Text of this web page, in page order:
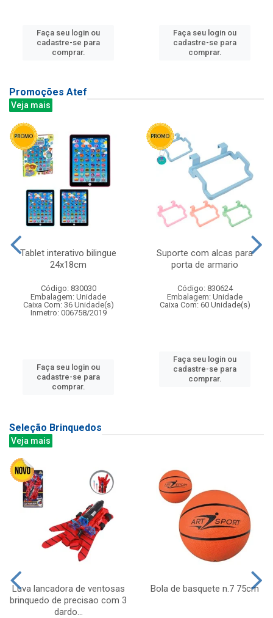
Faça seu login ou
cadastre-se para
comprar.
Faça seu login ou
cadastre-se para
comprar.
Promoções Atef
Veja mais
Tablet interativo bilingue
24x18cm
Código: 830030
Embalagem: Unidade
Caixa Com: 36 Unidade(s)
Inmetro: 006758/2019
Faça seu login ou
cadastre-se para
comprar.
Suporte com alcas para
porta de armario
Código: 830624
Embalagem: Unidade
Caixa Com: 60 Unidade(s)
Faça seu login ou
cadastre-se para
comprar.
Seleção Brinquedos
Veja mais
Luva lancadora de ventosas
brinquedo de precisao com 3
dardo...
Bola de basquete n.7 75cm